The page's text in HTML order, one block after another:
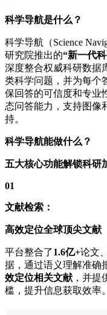
科学导航是什么？
科学导航（Science
研究院推出的“新一代
深度整合权威科研数据
类科学问题，并为每个
保回答的可信度和专业
态问答能力，支持图像
持。
科学导航能做什么？
五大核心功能解锁科研
01
文献检索：
高效定位全球顶尖文献
平台整合了1.6亿+论文、
据，通过语义理解准确
效定位相关文献 ，并
槛，提升信息获取效率。